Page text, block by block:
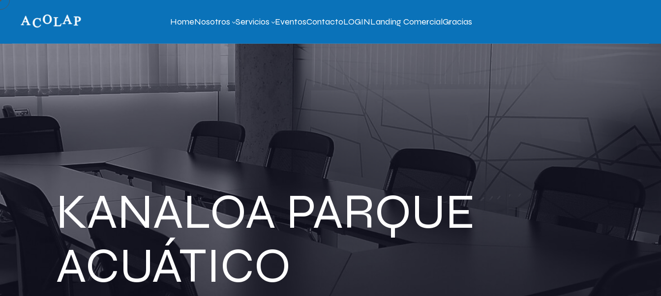
HomeNosotros Servicios EventosContactoLOGINLanding ComercialGracias
KANALOA PARQUE
ACUÁTICO